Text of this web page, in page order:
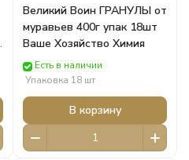
Великий Воин ГРАНУЛЫ от
муравьев 400г упак 18шт
Ваше Хозяйство Химия
Есть в наличии
Упаковка 18 шт
В корзину